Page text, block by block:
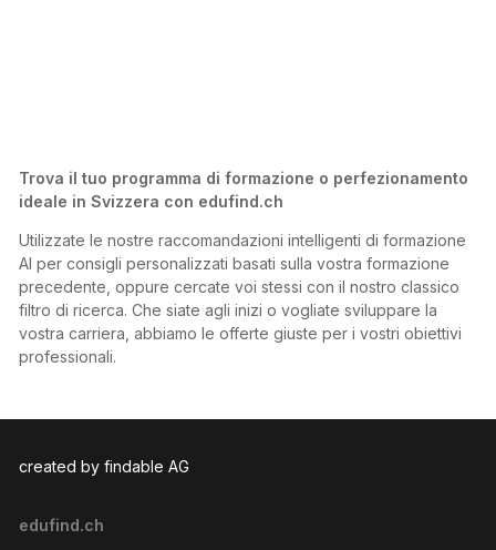
Trova il tuo programma di formazione o perfezionamento
ideale in Svizzera con edufind.ch
Utilizzate le nostre raccomandazioni intelligenti di formazione
AI per consigli personalizzati basati sulla vostra formazione
precedente, oppure cercate voi stessi con il nostro classico
filtro di ricerca. Che siate agli inizi o vogliate sviluppare la
vostra carriera, abbiamo le offerte giuste per i vostri obiettivi
professionali.
created by findable AG
edufind.ch